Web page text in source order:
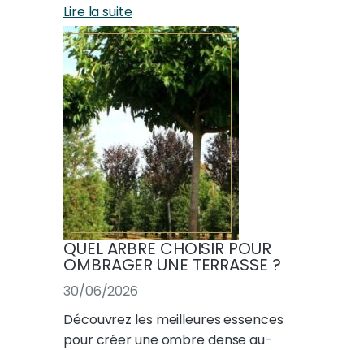
Lire la suite
QUEL ARBRE CHOISIR POUR
OMBRAGER UNE TERRASSE ?
30/06/2026
Découvrez les meilleures essences
pour créer une ombre dense au-